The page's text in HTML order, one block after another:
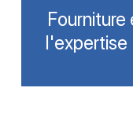
l'expertise